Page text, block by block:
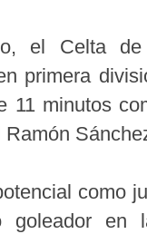
el Celta
primera
11 minutos
como
en